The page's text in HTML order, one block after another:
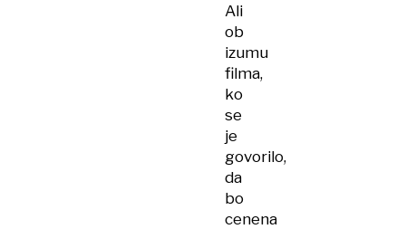
Ali
ob
izumu
filma,
ko
se
je
govorilo,
da
bo
cenena